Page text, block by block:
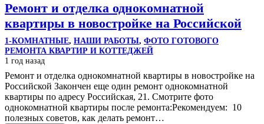
Ремонт и отделка однокомнатной
квартиры в новостройке на Российской
1-КОМНАТНЫЕ, НАШИ РАБОТЫ, ФОТО ГОТОВОГО
РЕМОНТА КВАРТИР И КОТТЕДЖЕЙ
1 год назад
Ремонт и отделка однокомнатной квартиры в новостройке на
Российской Закончен еще один ремонт однокомнатной
квартиры по адресу Российская, 21. Смотрите фото
однокомнатной квартиры после ремонта:Рекомендуем: 10
полезных советов, как делать ремонт…